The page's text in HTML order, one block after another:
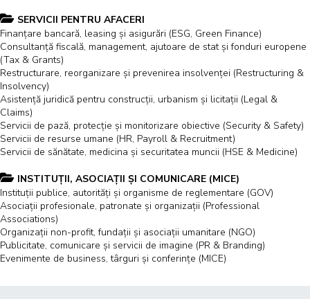
SERVICII PENTRU AFACERI
Finanțare bancară, leasing și asigurări (ESG, Green Finance)
Consultanță fiscală, management, ajutoare de stat și fonduri europene
(Tax & Grants)
Restructurare, reorganizare și prevenirea insolvenței (Restructuring &
Insolvency)
Asistență juridică pentru construcții, urbanism și licitații (Legal &
Claims)
Servicii de pază, protecție și monitorizare obiective (Security & Safety)
Servicii de resurse umane (HR, Payroll & Recruitment)
Servicii de sănătate, medicina și securitatea muncii (HSE & Medicine)
INSTITUȚII, ASOCIAȚII ȘI COMUNICARE (MICE)
Instituții publice, autorități și organisme de reglementare (GOV)
Asociații profesionale, patronate și organizații (Professional
Associations)
Organizații non-profit, fundații și asociații umanitare (NGO)
Publicitate, comunicare și servicii de imagine (PR & Branding)
Evenimente de business, târguri și conferințe (MICE)